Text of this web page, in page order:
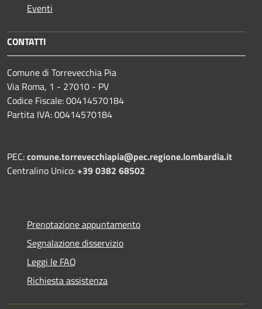
Eventi
CONTATTI
Comune di Torrevecchia Pia
Via Roma, 1 - 27010 - PV
Codice Fiscale: 00414570184
Partita IVA: 00414570184
PEC:comune.torrevecchiapia@pec.regione.lombardia.it
Centralino Unico:+39 0382 68502
Prenotazione appuntamento
Segnalazione disservizio
Leggi le FAQ
Richiesta assistenza